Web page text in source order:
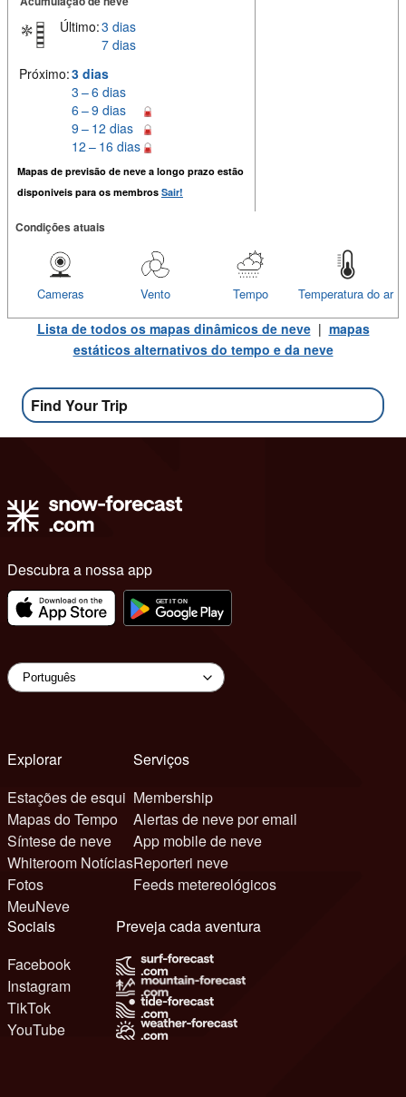
Último:3 dias
7 dias
Próximo:3 dias
3 – 6 dias
6 – 9 dias
9 – 12 dias
12 – 16 dias
Mapas de previsão de neve a longo prazo estão
disponiveis para os membros Sair!
Condições atuais
Temperatura do ar
Tempo
Vento
Cameras
Lista de todos os mapas dinâmicos de neve| mapas
estáticos alternativos do tempo e da neve
Find Your Trip
Descubra a nossa app
Explorar
Estações de esqui
Mapas do Tempo
Síntese de neve
Whiteroom Notícias
Fotos
MeuNeve
Serviços
Membership
Alertas de neve por email
App mobile de neve
Reporteri neve
Feeds metereológicos
Sociais
Facebook
Instagram
TikTok
YouTube
Preveja cada aventura